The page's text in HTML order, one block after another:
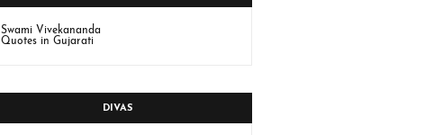
Swami Vivekananda
Quotes in Gujarati
DIVAS